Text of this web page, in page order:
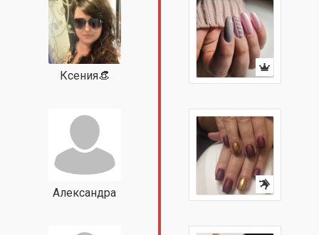
Ксения👒
Александра